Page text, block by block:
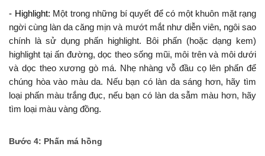
- Highlight: Một trong những bí quyết để có một khuôn mặt rạng
ngời cùng làn da căng mịn và mướt mắt như diễn viên, ngôi sao
chính là sử dụng phấn highlight. Bôi phấn (hoặc dạng kem)
highlight tại ấn đường, dọc theo sống mũi, môi trên và môi dưới
và dọc theo xương gò má. Nhẹ nhàng vỗ đầu cọ lên phấn để
chúng hòa vào màu da. Nếu bạn có làn da sáng hơn, hãy tìm
loại phấn màu trắng đục, nếu bạn có làn da sẫm màu hơn, hãy
tìm loại màu vàng đồng.
Bước 4: Phấn má hồng